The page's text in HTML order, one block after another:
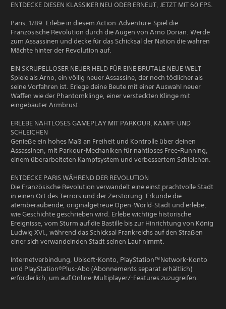
ENTDECKE DIESEN KLASSIKER NEU ODER ERNEUT, JETZT MIT 60 FPS.
Paris, 1789. Erlebe in diesem Action-Adventure-Spiel die
Französische Revolution durch die Augen von Arno Dorian. Werde
zum Assassinen und decke für das Schicksal der Nation die wahren
Mächte hinter der Revolution auf.
EIN SKRUPELLOSER NEUER HELD FÜR EINE BRUTALE NEUE WELT
Spiele als Arno, ein völlig neuer Assassine, der noch tödlicher als
seine Vorfahren ist. Erlege deine Beute mit einer Auswahl neuer
Waffen wie der Phantomklinge, einer versteckten Klinge mit
eingebauter Armbrust.
ERLEBE NAHTLOSES GAMEPLAY MIT PARKOUR, KAMPF UND
SCHLEICHEN
Genieße ein hohes Maß an Freiheit und Kontrolle über deinen
Assassinen, mit Parkour-Mechaniken für nahtloses Free-Running,
einem überarbeiteten Kampfsystem und verbessertem Schleichen.
ENTDECKE PARIS WÄHREND DER REVOLUTION
Die Französische Revolution verwandelt eine einst prachtvolle Stadt
in einen Ort des Terrors und der Zerstörung. Erkunde die
atemberaubende, originalgetreue Open-World-Stadt und erlebe,
wie Geschichte geschrieben wird. Erlebe wichtige historische
Ereignisse, vom Sturm auf die Bastille bis zur Hinrichtung von König
Ludwig XVI., während das Schicksal Frankreichs auf den Straßen
einer sich verwandelnden Stadt seinen Lauf nimmt.
Internetverbindung, Ubisoft-Konto, PlayStation™Network-Konto
und PlayStation®Plus-Abo (Abonnements separat erhältlich)
erforderlich, um auf Online-Multiplayer/-Features zuzugreifen.